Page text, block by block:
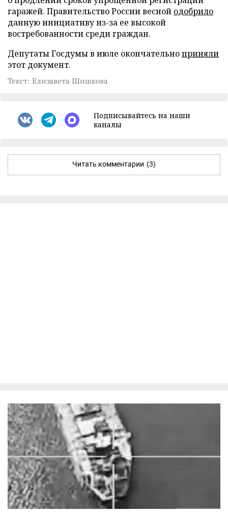
гаражей. Правительство России весной одобрило
данную инициативу из-за ее высокой
востребованности среди граждан.
Депутаты Госдумы в июле окончательноприняли
этот документ.
Текст: Елизавета Шишкова
Подписывайтесь на наши
каналы
Читать комментарии (3)